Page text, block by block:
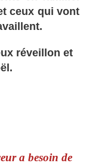
ceux qui vont
réveillon et
a besoin de